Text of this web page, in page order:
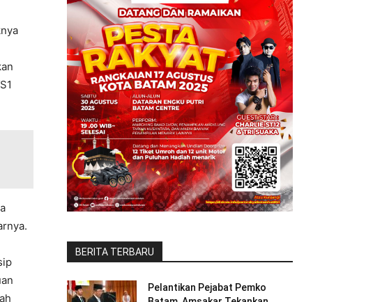
BERITA TERBARU
Pelantikan Pejabat Pemko